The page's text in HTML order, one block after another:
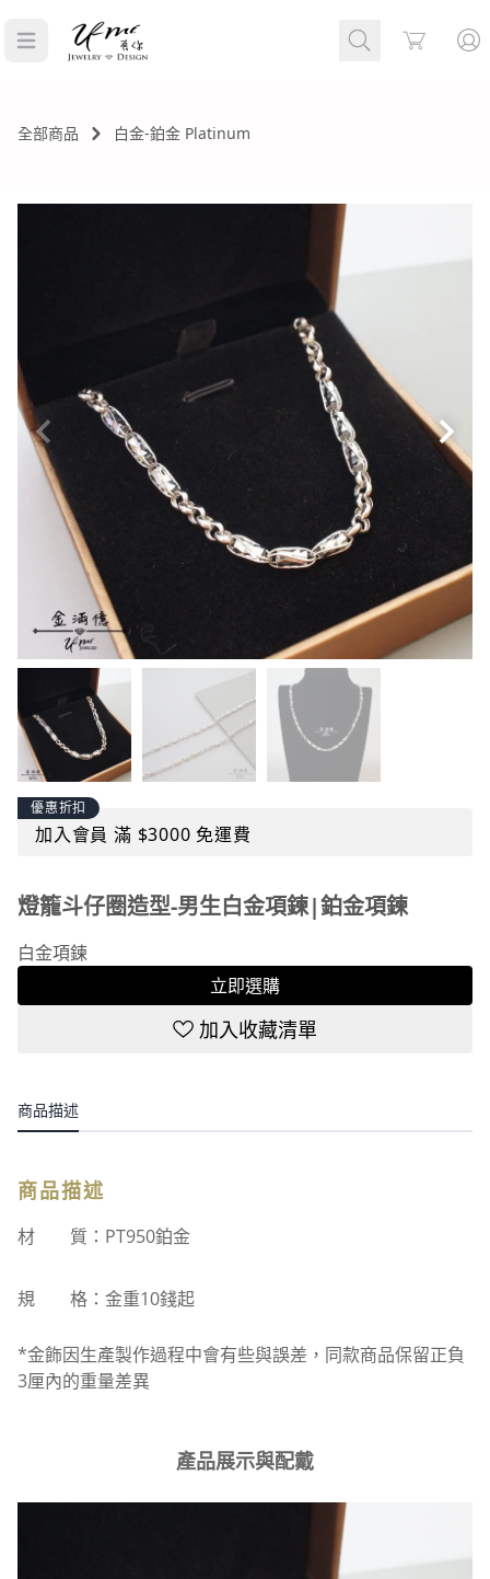
Cart
全部商品 白金-鉑金 Platinum
優惠折扣
加入會員 滿 $3000 免運費
燈籠斗仔圈造型-男生白金項鍊|鉑金項鍊
白金項鍊
立即選購
加入收藏清單
商品描述
商品描述
材 質：PT950鉑金
規 格：金重10錢起
*金飾因生產製作過程中會有些與誤差，同款商品保留正負
3厘內的重量差異
產品展示與配戴